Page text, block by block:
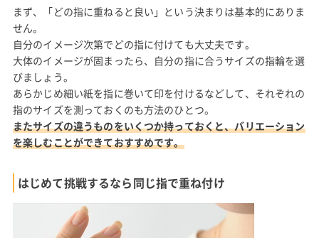
まず、「どの指に重ねると良い」という決まりは基本的にありま
せん。
自分のイメージ次第でどの指に付けても大丈夫です。
大体のイメージが固まったら、自分の指に合うサイズの指輪を選
びましょう。
あらかじめ細い紙を指に巻いて印を付けるなどして、それぞれの
指のサイズを測っておくのも方法のひとつ。
またサイズの違うものをいくつか持っておくと、バリエーション
を楽しむことができておすすめです。
はじめて挑戦するなら同じ指で重ね付け